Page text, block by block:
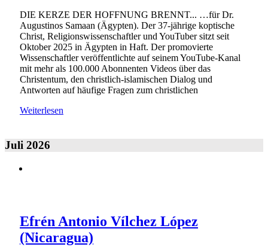
DIE KERZE DER HOFFNUNG BRENNT... …für Dr.
Augustinos Samaan (Ägypten). Der 37-jährige koptische
Christ, Religionswissenschaftler und YouTuber sitzt seit
Oktober 2025 in Ägypten in Haft. Der promovierte
Wissenschaftler veröffentlichte auf seinem YouTube-Kanal
mit mehr als 100.000 Abonnenten Videos über das
Christentum, den christlich-islamischen Dialog und
Antworten auf häufige Fragen zum christlichen
Weiterlesen
Juli 2026
Efrén Antonio Vílchez López
(Nicaragua)